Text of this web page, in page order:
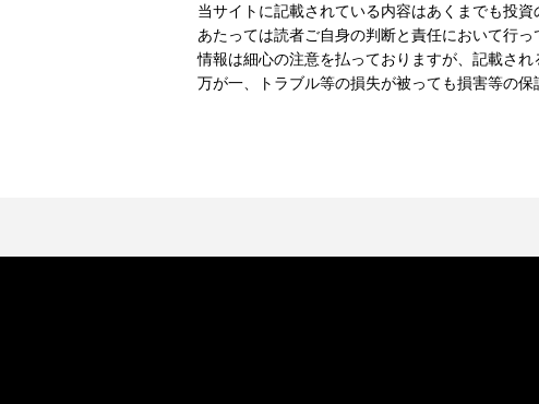
当サイトに記載されている内容はあくまでも投
あたっては読者ご自身の判断と責任において行
情報は細心の注意を払っておりますが、記載さ
万が一、トラブル等の損失が被っても損害等の